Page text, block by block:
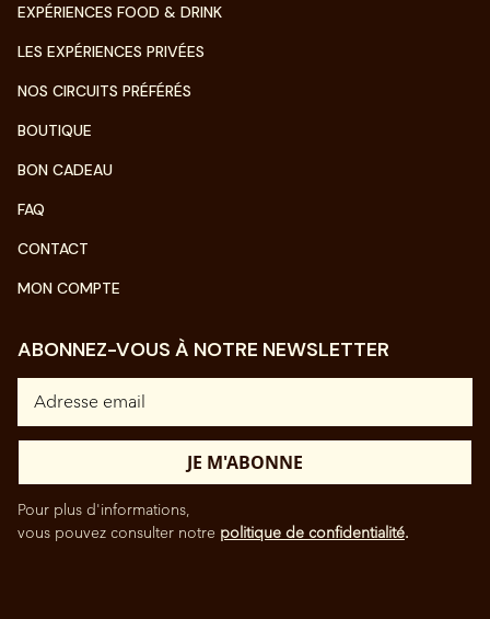
EXPÉRIENCES FOOD & DRINK
LES EXPÉRIENCES PRIVÉES
NOS CIRCUITS PRÉFÉRÉS
BOUTIQUE
BON CADEAU
FAQ
CONTACT
MON COMPTE
ABONNEZ-VOUS À NOTRE NEWSLETTER
Pour plus d'informations,
vous pouvez consulter notre politique de confidentialité.